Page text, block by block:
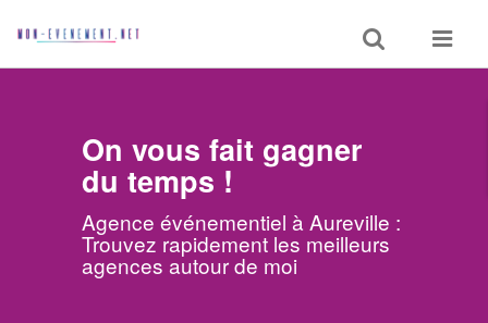
Toggle
search
Toggle
On vous fait gagner
du temps !
Agence événementiel à Aureville :
Trouvez rapidement les meilleurs
agences autour de moi